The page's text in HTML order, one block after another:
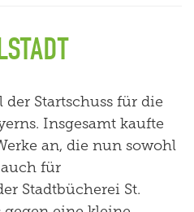
Startschuss für die
Insgesamt kaufte
an, die nun sowohl
für
Stadtbücherei St.